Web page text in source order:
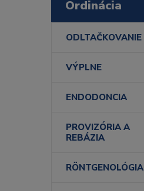
Ordinácia
ODLTAČKOVANIE
VÝPLNE
ENDODONCIA
PROVIZÓRIA A
REBÁZIA
RÖNTGENOLÓGIA